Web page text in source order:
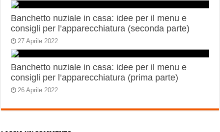
Banchetto nuziale in casa: idee per il menu e
consigli per l’apparecchiatura (seconda parte)
27 Aprile 2022
Banchetto nuziale in casa: idee per il menu e
consigli per l’apparecchiatura (prima parte)
26 Aprile 2022